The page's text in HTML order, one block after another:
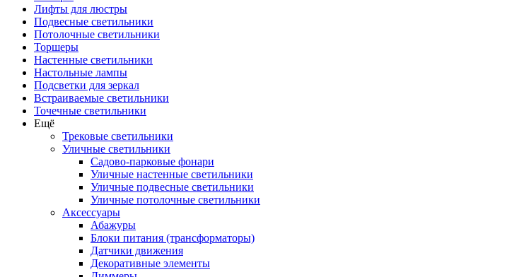
Лифты для люстры
Подвесные светильники
Потолочные светильники
Торшеры
Настенные светильники
Настольные лампы
Подсветки для зеркал
Встраиваемые светильники
Точечные светильники
Ещё
Трековые светильники
Уличные светильники
Садово-парковые фонари
Уличные настенные светильники
Уличные подвесные светильники
Уличные потолочные светильники
Аксессуары
Абажуры
Блоки питания (трансформаторы)
Датчики движения
Декоративные элементы